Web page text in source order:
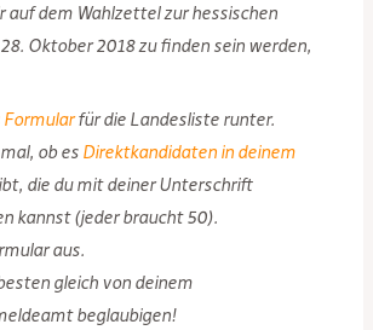
auf dem Wahlzettel zur hessischen
Oktober 2018 zu finden sein werden,
Formularfür die Landesliste runter.
ob es Direktkandidaten in deinem
die du mit deiner Unterschrift
kannst (jeder braucht 50).
aus.
gleich von deinem
beglaubigen!